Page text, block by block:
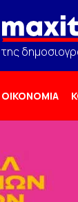
της
ΟΙΚΟΝΟΜΙΑ